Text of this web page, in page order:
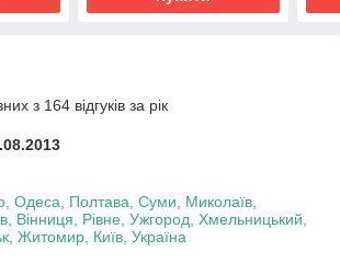
з 164 відгуків за рік
Одеса, Полтава, Суми, Миколаїв,
Вінниця, Рівне, Ужгород, Хмельницький,
Житомир, Київ, Україна